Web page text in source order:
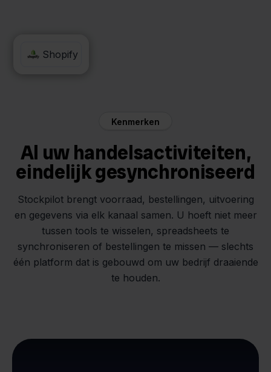
Blokker
Shopify
Kenmerken
Al uw handelsactiviteiten,
eindelijk gesynchroniseerd
Stockpilot brengt voorraad, bestellingen, uitvoering
en gegevens via elk kanaal samen. U hoeft niet meer
tussen tools te wisselen, spreadsheets te
synchroniseren of bestellingen te missen — slechts
één platform dat is gebouwd om uw bedrijf draaiende
te houden.